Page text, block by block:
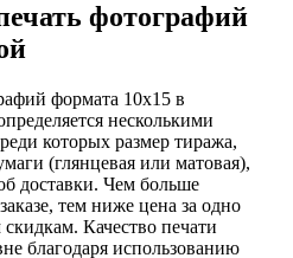
фотографий
формата 10х15 в
несколькими
которых размер тиража,
(глянцевая или матовая),
доставки. Чем больше
тем ниже цена за одно
Качество печати
благодаря использованию